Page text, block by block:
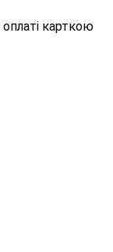
карткою